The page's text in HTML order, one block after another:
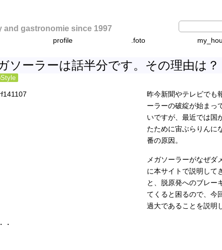
and gastronomie since 1997
profile .foto
ソーラーは話半分です。その理由は？
昨今新聞やテレビでも
ーラーの破綻が始まっ
いですが、最近では国
たために宙ぶらりんに
番の原因。
メガソーラーがなぜダ
に本サイトで説明して
と、脱原発へのブレー
てくると困るので、今
過大であることを説明
・